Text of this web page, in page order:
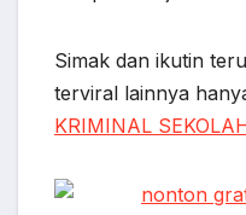
Simak dan ikutin
terviral lainnya
KRIMINAL